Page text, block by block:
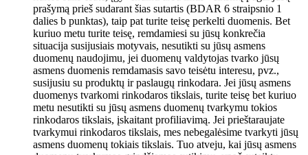
prašymą prieš sudarant šias sutartis (BDAR 6 straipsnio 1
dalies b punktas), taip pat turite teisę perkelti duomenis. Bet
kuriuo metu turite teisę, remdamiesi su jūsų konkrečia
situacija susijusiais motyvais, nesutikti su jūsų asmens
duomenų naudojimu, jei duomenų valdytojas tvarko jūsų
asmens duomenis remdamasis savo teisėtu interesu, pvz.,
susijusiu su produktų ir paslaugų rinkodara. Jei jūsų asmens
duomenys tvarkomi rinkodaros tikslais, turite teisę bet kuriuo
metu nesutikti su jūsų asmens duomenų tvarkymu tokios
rinkodaros tikslais, įskaitant profiliavimą. Jei prieštaraujate
tvarkymui rinkodaros tikslais, mes nebegalėsime tvarkyti jūsų
asmens duomenų tokiais tikslais. Tuo atveju, kai jūsų asmens